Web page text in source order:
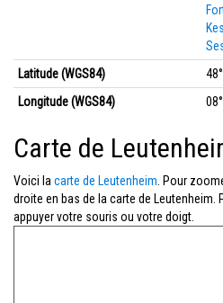
Latitude (WGS84)
Longitude (WGS84)
Carte de
Voici la carte de Leutenheim . Pour
droite en bas de la carte de Leutenheim.
appuyer votre souris ou votre doigt.